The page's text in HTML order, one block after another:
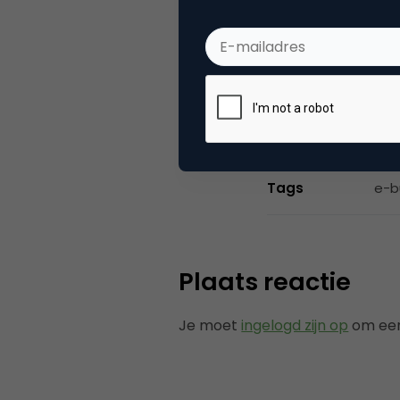
zowel de
Tags e-
Plaats reactie
Je moet ingelogd zijn op om